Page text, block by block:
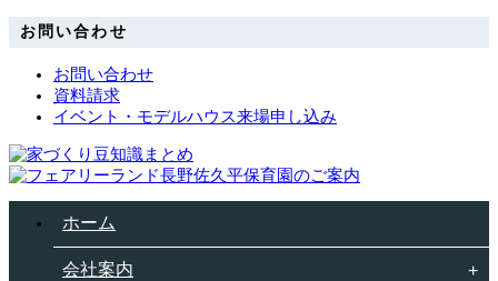
お問い合わせ
お問い合わせ
資料請求
イベント・モデルハウス来場申し込み
ホーム
会社案内